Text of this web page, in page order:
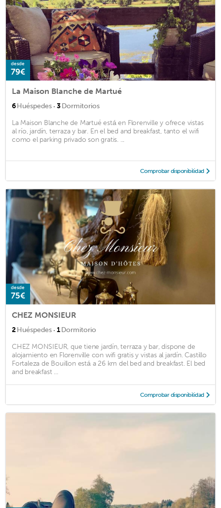
desde
79€
La Maison Blanche de Martué
6Huéspedes · 3Dormitorios
La Maison Blanche de Martué está en Florenville y ofrece vistas
al río, jardín, terraza y bar. En el bed and breakfast, tanto el wifi
como el parking privado son gratis. ...
Comprobar disponibilidad
desde
75€
CHEZ MONSIEUR
2Huéspedes · 1Dormitorio
CHEZ MONSIEUR, que tiene jardín, terraza y bar, dispone de
alojamiento en Florenville con wifi gratis y vistas al jardín. Castillo
Fortaleza de Bouillon está a 26 km del bed and breakfast. El bed
and breakfast ...
Comprobar disponibilidad